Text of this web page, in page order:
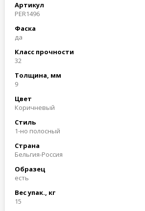
Артикул
PER1496
Фаска
да
Класс прочности
32
Толщина, мм
9
Цвет
Коричневый
Стиль
1-но полосный
Страна
Бельгия-Россия
Образец
есть
Вес упак., кг
15